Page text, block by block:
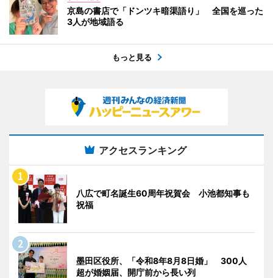
京島の書店で「ドンツキ暗渠語り」 全国を巡った
3人が地域語る
もっと見る
アクセスランキング
八広で町名誕生60周年祝賀会 小池都知事も
祝福
墨田区役所、「令和8年8月8日婚」 300人
超が婚姻届、開庁前から長い列